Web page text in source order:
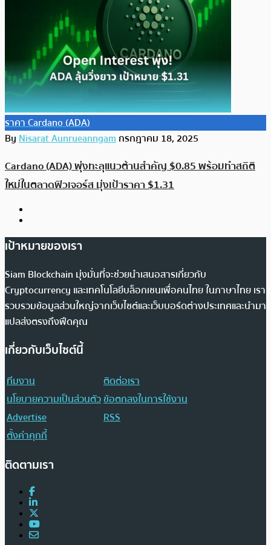
ราคา Cardano (ADA)
ByNisarat Aunrueanngamกรกฎาคม 18, 2025
Cardano (ADA) พุ่งทะลุแนวต้านสำคัญ $0.85 พร้อมทำสถิติ
ใหม่ในตลาดฟิวเจอร์ส มุ่งเป้าราคา $1.31
เป้าหมายของเรา
Siam Blockchain มุ่งมั่นที่จะช่วยนำเสนอสารเกี่ยวกับ
Cryptocurrency และเทคโนโลยีบล็อกเชนเพื่อคนไทย ในภาษาไทย เรา
รวบรวมข้อมูลส่วนใหญ่จากเว็บไซต์และเว็บบอร์ดต่างประเทศและนำมา
แปลส่งตรงถึงฟีดคุณ
เกี่ยวกับเว็บไซต์นี้
ทีมงาน
ติดต่อเรา
นโยบายความเป็นส่วนตัวข้อตกลงในการใช้งาน
Advertise
RSS
ตั้งค่าคุกกี้
ติดตามเรา